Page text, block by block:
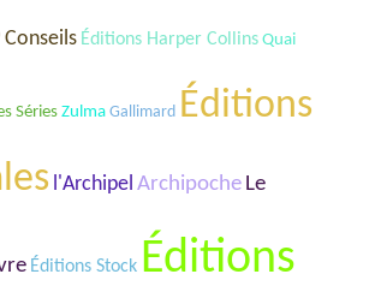
Conseils Éditions Harper Collins Quai
Séries Zulma Gallimard Éditions
l'Archipel Archipoche Le
Éditions Stock Éditions